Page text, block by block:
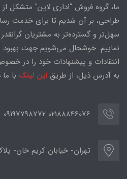
ما، گروه فروش "اداری لاین" متشکل
طراحی، بر آن شدیم تا برای خدمت
سهل‌تر و گسترده‌تر به مشتریان
نماییم. خوشحال می‌شویم جهت
انتقادات و پیشنهادات خود را در
به آدرس ذیل، از طریق این لینک با
02188846076 09197798772
تهران- خیابان کریم خان- پلاک